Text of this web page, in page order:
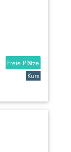
Freie Plätze
Kurs